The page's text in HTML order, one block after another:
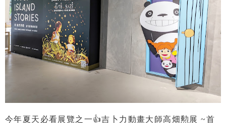
今年夏天必看展覽之一👍吉卜力動畫大師高畑勲展 ~首